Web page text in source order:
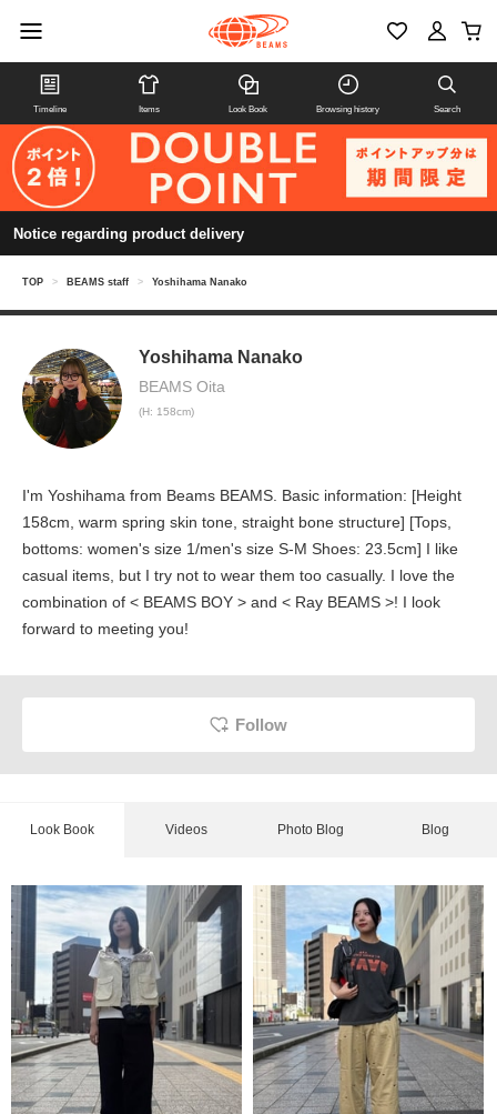
Timeline Items Look Book Browsing history Search
Notice regarding product delivery
TOP > BEAMS staff > Yoshihama Nanako
Yoshihama Nanako
BEAMS Oita
(H: 158cm)
I'm Yoshihama from Beams BEAMS. Basic information: [Height
158cm, warm spring skin tone, straight bone structure] [Tops,
bottoms: women's size 1/men's size S-M Shoes: 23.5cm] I like
casual items, but I try not to wear them too casually. I love the
combination of < BEAMS BOY > and < Ray BEAMS >! I look
forward to meeting you!
Follow
Look Book Videos Photo Blog Blog